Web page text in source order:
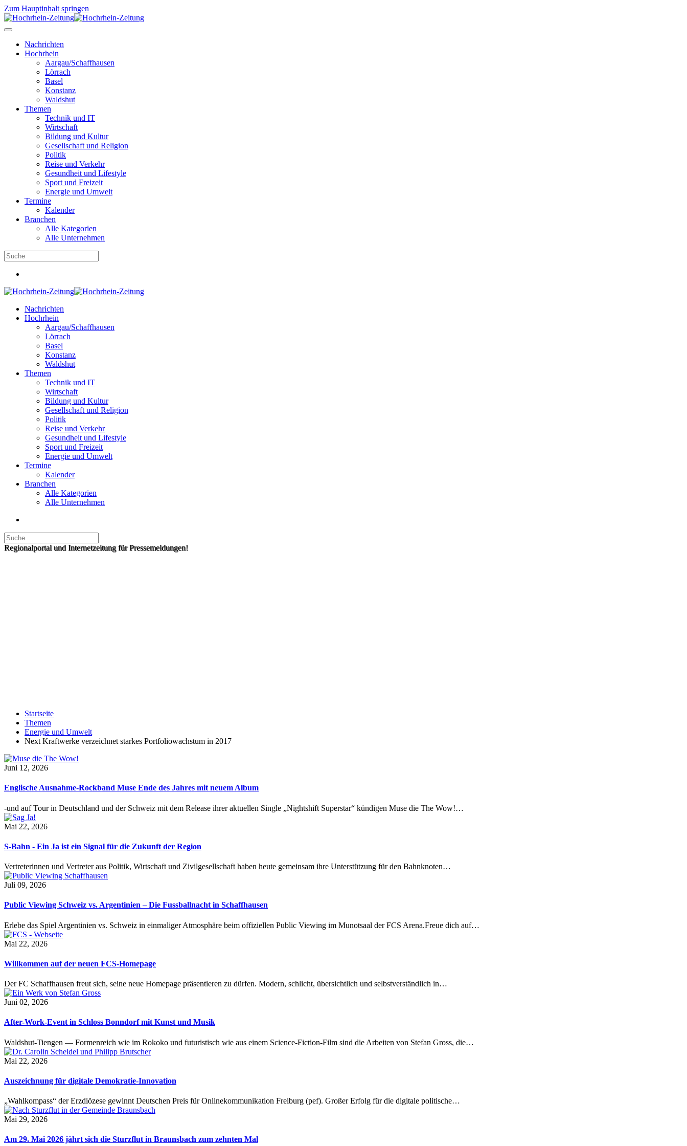
Zum Hauptinhalt springen
Nachrichten
Hochrhein
Aargau/Schaffhausen
Lörrach
Basel
Konstanz
Waldshut
Themen
Technik und IT
Wirtschaft
Bildung und Kultur
Gesellschaft und Religion
Politik
Reise und Verkehr
Gesundheit und Lifestyle
Sport und Freizeit
Energie und Umwelt
Termine
Kalender
Branchen
Alle Kategorien
Alle Unternehmen
Nachrichten
Hochrhein
Aargau/Schaffhausen
Lörrach
Basel
Konstanz
Waldshut
Themen
Technik und IT
Wirtschaft
Bildung und Kultur
Gesellschaft und Religion
Politik
Reise und Verkehr
Gesundheit und Lifestyle
Sport und Freizeit
Energie und Umwelt
Termine
Kalender
Branchen
Alle Kategorien
Alle Unternehmen
Regionalportal und Internetzeitung für Pressemeldungen!
Startseite
Themen
Energie und Umwelt
Next Kraftwerke verzeichnet starkes Portfoliowachstum in 2017
Juni 12, 2026
Englische Ausnahme-Rockband Muse Ende des Jahres mit neuem Album
-und auf Tour in Deutschland und der Schweiz mit dem Release ihrer aktuellen Single „Nightshift Superstar“ kündigen Muse die The Wow!…
Mai 22, 2026
S-Bahn - Ein Ja ist ein Signal für die Zukunft der Region
Vertreterinnen und Vertreter aus Politik, Wirtschaft und Zivilgesellschaft haben heute gemeinsam ihre Unterstützung für den Bahnknoten…
Juli 09, 2026
Public Viewing Schweiz vs. Argentinien – Die Fussballnacht in Schaffhausen
Erlebe das Spiel Argentinien vs. Schweiz in einmaliger Atmosphäre beim offiziellen Public Viewing im Munotsaal der FCS Arena.Freue dich auf…
Mai 22, 2026
Willkommen auf der neuen FCS-Homepage
Der FC Schaffhausen freut sich, seine neue Homepage präsentieren zu dürfen. Modern, schlicht, übersichtlich und selbstverständlich in…
Juni 02, 2026
After-Work-Event in Schloss Bonndorf mit Kunst und Musik
Waldshut-Tiengen — Formenreich wie im Rokoko und futuristisch wie aus einem Science-Fiction-Film sind die Arbeiten von Stefan Gross, die…
Mai 22, 2026
Auszeichnung für digitale Demokratie-Innovation
„Wahlkompass“ der Erzdiözese gewinnt Deutschen Preis für Onlinekommunikation Freiburg (pef). Großer Erfolg für die digitale politische…
Mai 29, 2026
Am 29. Mai 2026 jährt sich die Sturzflut in Braunsbach zum zehnten Mal